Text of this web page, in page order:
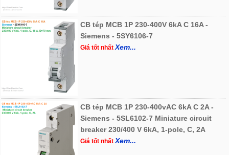
CB tép MCB 1P 230-400V 6kA C 16A -
Siemens - 5SY6106-7
Giá tốt nhấtXem...
CB tép MCB 1P 230-400vAC 6kA C 2A -
Siemens - 5SL6102-7 Miniature circuit
breaker 230/400 V 6kA, 1-pole, C, 2A
Giá tốt nhấtXem...